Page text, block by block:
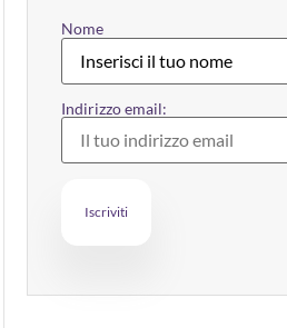
Nome
Indirizzo email: